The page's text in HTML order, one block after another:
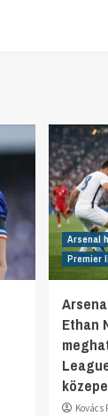
Arsenal
Premier
Ethan
Kovács